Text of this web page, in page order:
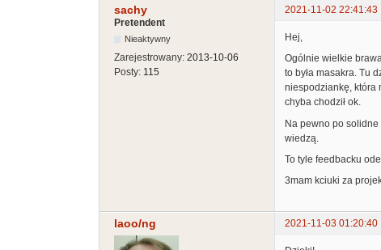
sachy
2021-11-02 22:41:43
Pretendent
Nieaktywny
Zarejestrowany: 2013-10-06
Posty: 115
Hej,
Ogólnie wielkie
to była masakra. Tu
niespodziankę, która
chyba chodził ok.
Na pewno po solidne
wiedzą.
To tyle feedbacku
3mam kciuki za
laoo/ng 2021-11-03 01:20:40